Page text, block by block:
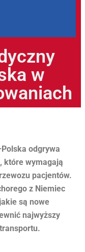
w
odgrywa
które wymagają
pacjentów.
z Niemiec
są nowe
najwyższy